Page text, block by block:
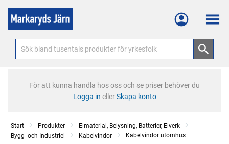
Meny
För att kunna handla hos oss och se priser behöver du
Logga in ellerSkapa konto
Start Produkter
Elmaterial, Belysning, Batterier, Elverk
Bygg- och Industriel
Kabelvindor Kabelvindor utomhus